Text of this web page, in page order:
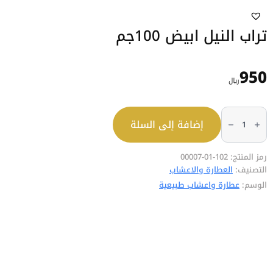
تراب النيل ابيض 100جم
950﷼
كمية
النيل
100جم
إضافة إلى السلة
رمز المنتج: 102-01-00007
التصنيف: العطارة والاعشاب
الوسم: عطارة واعشاب طبيعية